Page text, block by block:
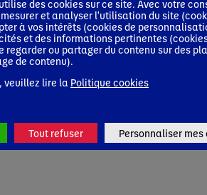
des cookies sur ce site. Avec votre
et analyser l'utilisation du site
à vos intérêts (cookies de
et des informations pertinentes
regarder ou partager du contenu sur des
de contenu).
veuillez lire la Politique cookies
Tout refuser Personnaliser mes